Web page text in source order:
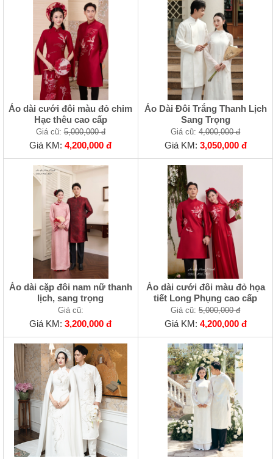
Áo dài cưới đôi màu đỏ chim
Hạc thêu cao cấp
Giá cũ:5,000,000 đ
Giá KM:4,200,000 đ
Áo Dài Đôi Trắng Thanh Lịch
Sang Trọng
Giá cũ:4,000,000 đ
Giá KM: 3,050,000 đ
Áo dài cặp đôi nam nữ thanh
lịch, sang trọng
Giá cũ:
Giá KM:3,200,000 đ
Áo dài cưới đôi màu đỏ họa
tiết Long Phụng cao cấp
Giá cũ:5,000,000 đ
Giá KM: 4,200,000 đ